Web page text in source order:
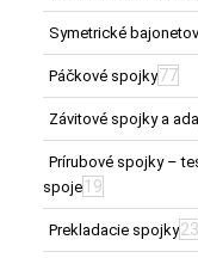
Symetrické
Páčkové spojky77
Závitové spojky a
Prírubové spojky –
spoje 19
Prekladacie spojky23